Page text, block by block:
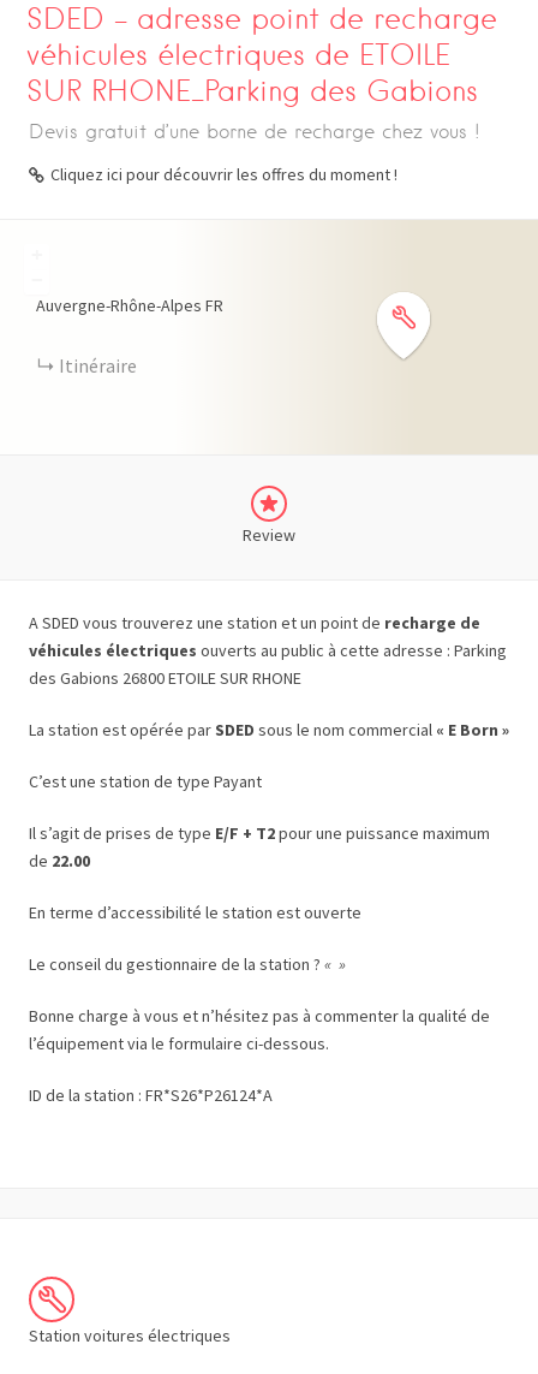
SDED – adresse point de recharge
véhicules électriques de ETOILE
SUR RHONE_Parking des Gabions
Devis gratuit d’une borne de recharge chez vous !
Cliquez ici pour découvrir les offres du moment !
Auvergne-Rhône-Alpes FR
Itinéraire
Review
A SDED vous trouverez une station et un point de recharge de
véhicules électriques ouverts au public à cette adresse : Parking
des Gabions 26800 ETOILE SUR RHONE
La station est opérée par SDED sous le nom commercial « E Born »
C’est une station de type Payant
Il s’agit de prises de type E/F + T2pour une puissance maximum
de 22.00
En terme d’accessibilité le station est ouverte
Le conseil du gestionnaire de la station ? « »
Bonne charge à vous et n’hésitez pas à commenter la qualité de
l’équipement via le formulaire ci-dessous.
ID de la station : FR*S26*P26124*A
Station voitures électriques